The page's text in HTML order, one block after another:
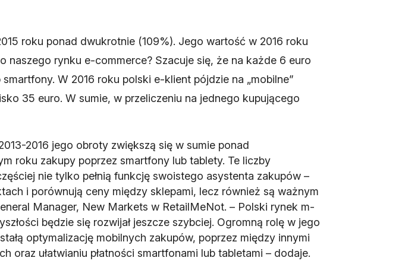
roku ponad dwukrotnie (109%). Jego wartość w 2016 roku
naszego rynku e-commerce? Szacuje się, że na każde 6 euro
W 2016 roku polski e-klient pójdzie na „mobilne”
35 euro. W sumie, w przeliczeniu na jednego kupującego
2016 jego obroty zwiększą się w sumie ponad
roku zakupy poprzez smartfony lub tablety. Te liczby
nie tylko pełnią funkcję swoistego asystenta zakupów –
i porównują ceny między sklepami, lecz również są ważnym
Manager, New Markets w RetailMeNot. – Polski rynek m-
będzie się rozwijał jeszcze szybciej. Ogromną rolę w jego
optymalizację mobilnych zakupów, poprzez między innymi
ułatwianiu płatności smartfonami lub tabletami – dodaje.